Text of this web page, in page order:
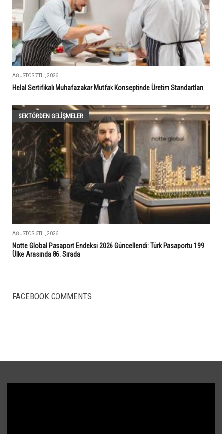
AĞUSTOS 7TH, 2026
Helal Sertifikalı Muhafazakar Mutfak Konseptinde Üretim Standartları
SEKTÖRDEN GELIŞMELER
AĞUSTOS 6TH, 2026
Notte Global Pasaport Endeksi 2026 Güncellendi: Türk Pasaportu 199
Ülke Arasında 86. Sırada
FACEBOOK COMMENTS